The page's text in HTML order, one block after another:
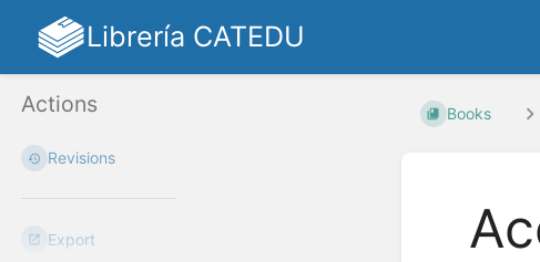
Librería CATEDU
Actions
Revisions
Export
Books